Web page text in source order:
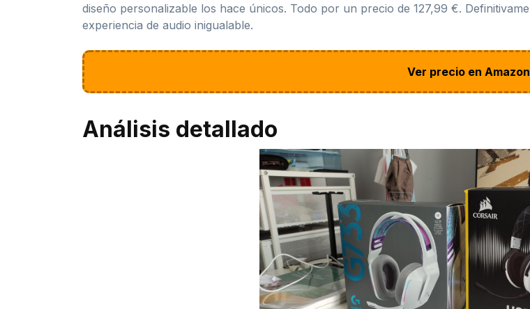
diseño personalizable los hace únicos. Todo por un precio de 127,99 €.
experiencia de audio inigualable.
Ver precio en Amazon
Análisis detallado